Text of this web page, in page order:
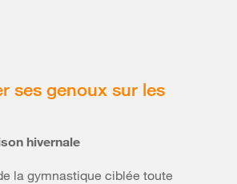
ses genoux sur les
hivernale
la gymnastique ciblée toute